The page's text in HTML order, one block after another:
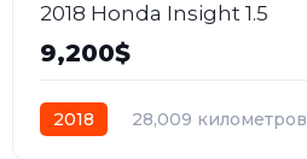
2018 Honda Insight 1.5
9,200$
2018 28,009 километров